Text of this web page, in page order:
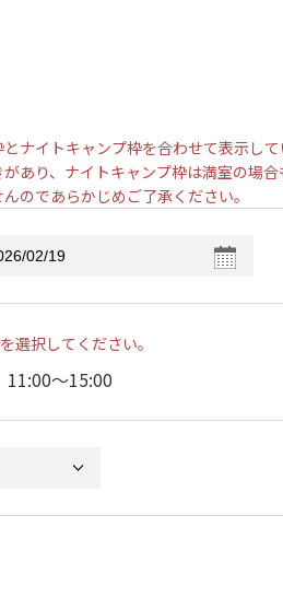
イトキャンプ枠を合わせて表示して
り、ナイトキャンプ枠は満室の場合
のであらかじめご了承ください。
選択してください。
11:00〜15:00